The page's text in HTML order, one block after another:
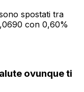
spostati tra
con 0,60%
ovunque ti